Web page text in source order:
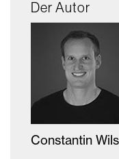
Der Autor
Constantin